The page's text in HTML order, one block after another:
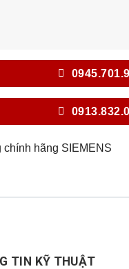
chính hãng SIEMENS
TIN KỸ THUẬT